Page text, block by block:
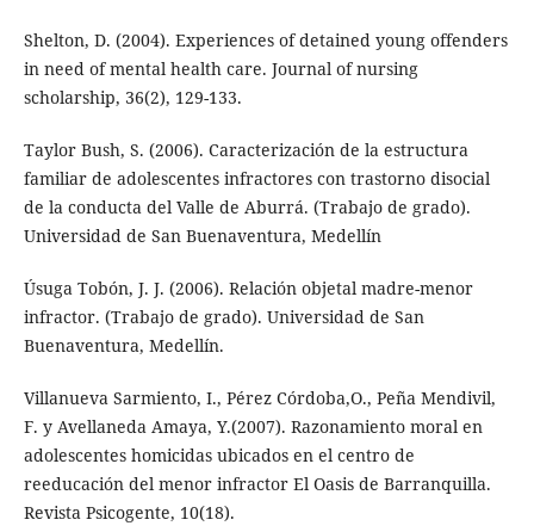
Shelton, D. (2004). Experiences of detained young offenders
in need of mental health care. Journal of nursing
scholarship, 36(2), 129-133.
Taylor Bush, S. (2006). Caracterización de la estructura
familiar de adolescentes infractores con trastorno disocial
de la conducta del Valle de Aburrá. (Trabajo de grado).
Universidad de San Buenaventura, Medellín
Úsuga Tobón, J. J. (2006). Relación objetal madre-menor
infractor. (Trabajo de grado). Universidad de San
Buenaventura, Medellín.
Villanueva Sarmiento, I., Pérez Córdoba,O., Peña Mendivil,
F. y Avellaneda Amaya, Y.(2007). Razonamiento moral en
adolescentes homicidas ubicados en el centro de
reeducación del menor infractor El Oasis de Barranquilla.
Revista Psicogente, 10(18).